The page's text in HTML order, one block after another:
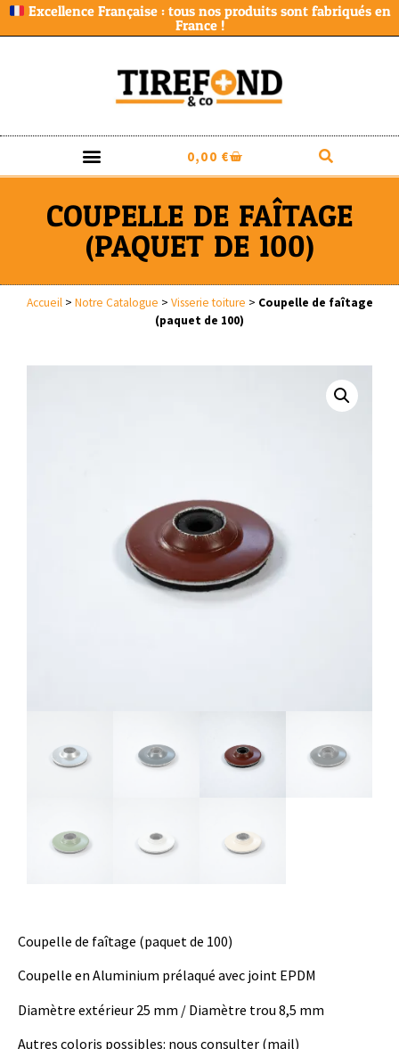
Excellence Française : tous nos produits sont fabriqués en
France !
0,00 €
COUPELLE DE FAÎTAGE
(PAQUET DE 100)
Accueil> Notre Catalogue > Visserie toiture > Coupelle de faîtage
(paquet de 100)
Coupelle de faîtage (paquet de 100)
Coupelle en Aluminium prélaqué avec joint EPDM
Diamètre extérieur 25 mm / Diamètre trou 8,5 mm
Autres coloris possibles: nous consulter (mail)